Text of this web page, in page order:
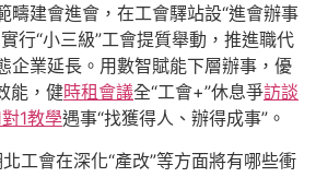
疇建會進會，在工會驛站設“進會辦事
行“小三級”工會提質舉動，推進職代
企業延長。用數智賦能下層辦事，優
能，健時租會議全“工會+”休息爭訪談
對1教學遇事“找獲得人、辦得成事”。
工會在深化“產改”等方面將有哪些衝